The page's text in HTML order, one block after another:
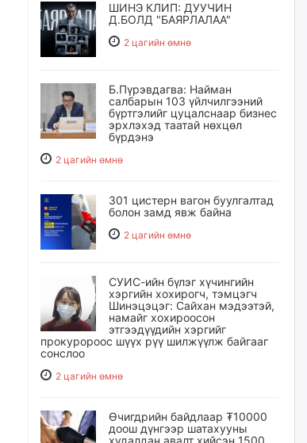
ШИНЭ КЛИП: ДУУЧИН
Д.БОЛД "БАЯРЛАЛАА"
2 цагийн өмнө
Б.Пүрэвдагва: Найман
салбарын 103 үйлчилгээний
бүртгэлийг цуцалснаар бизнес
эрхлэхэд таатай нөхцөл
бүрдэнэ
2 цагийн өмнө
301 цистерн вагон буулгалтад
болон замд явж байна
2 цагийн өмнө
СУИС-ийн бүлэг хүчингийн
хэргийн хохирогч, тэмцэгч
Шинэцэцэг: Сайхан мэдээтэй,
намайг хохироосон
этгээдүүдийн хэргийг
прокуророос шүүх рүү шилжүүлж байгааг
сонслоо
2 цагийн өмнө
Өчигдрийн байдлаар ₮10000
доош дүнгээр шатахууны
худалдан авалт хийсэн 1500